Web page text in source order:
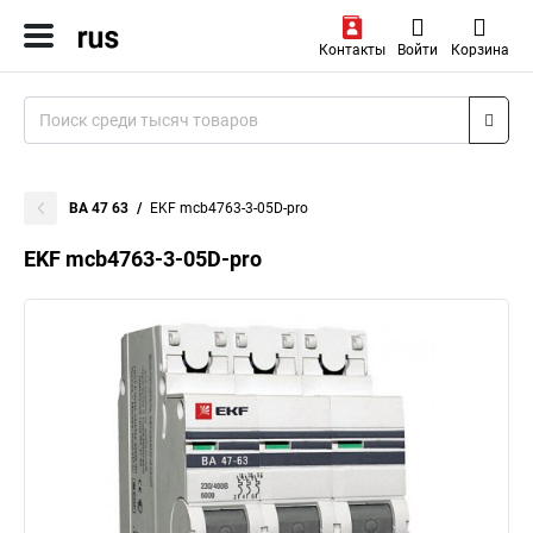
Контакты Войти Корзина
ВА 47 63 EKF mcb4763-3-05D-pro
EKF mcb4763-3-05D-pro